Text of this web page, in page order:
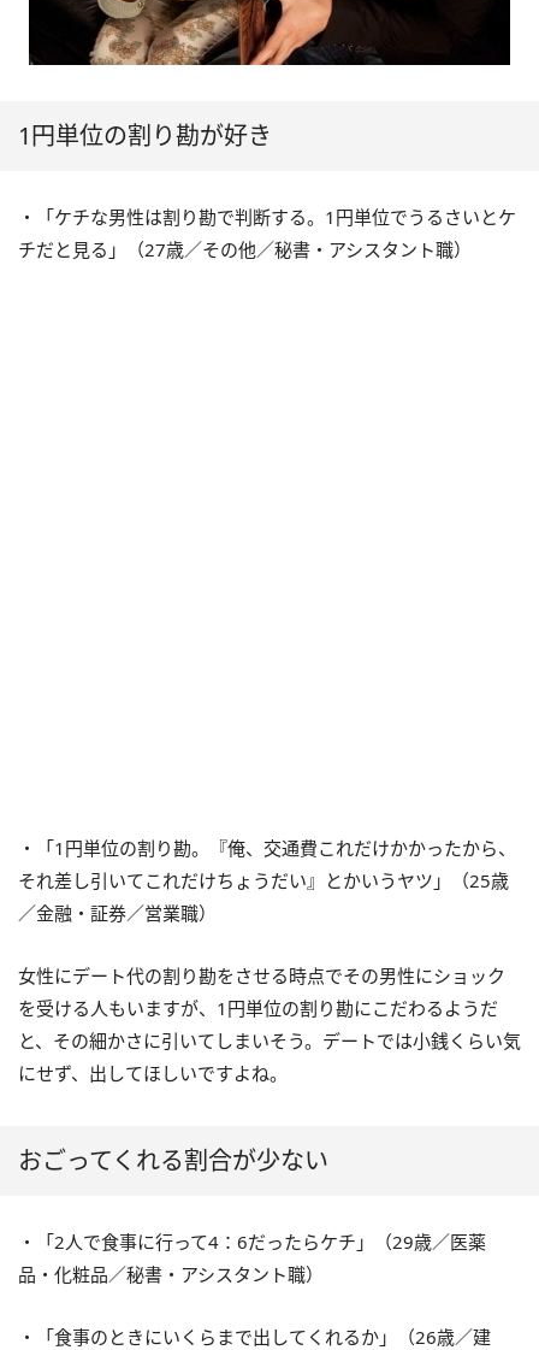
1円単位の割り勘が好き
・「ケチな男性は割り勘で判断する。1円単位でうるさいとケ
チだと見る」（27歳／その他／秘書・アシスタント職）
・「1円単位の割り勘。『俺、交通費これだけかかったから、
それ差し引いてこれだけちょうだい』とかいうヤツ」（25歳
／金融・証券／営業職）
女性にデート代の割り勘をさせる時点でその男性にショック
を受ける人もいますが、1円単位の割り勘にこだわるようだ
と、その細かさに引いてしまいそう。デートでは小銭くらい気
にせず、出してほしいですよね。
おごってくれる割合が少ない
・「2人で食事に行って4：6だったらケチ」（29歳／医薬
品・化粧品／秘書・アシスタント職）
・「食事のときにいくらまで出してくれるか」（26歳／建